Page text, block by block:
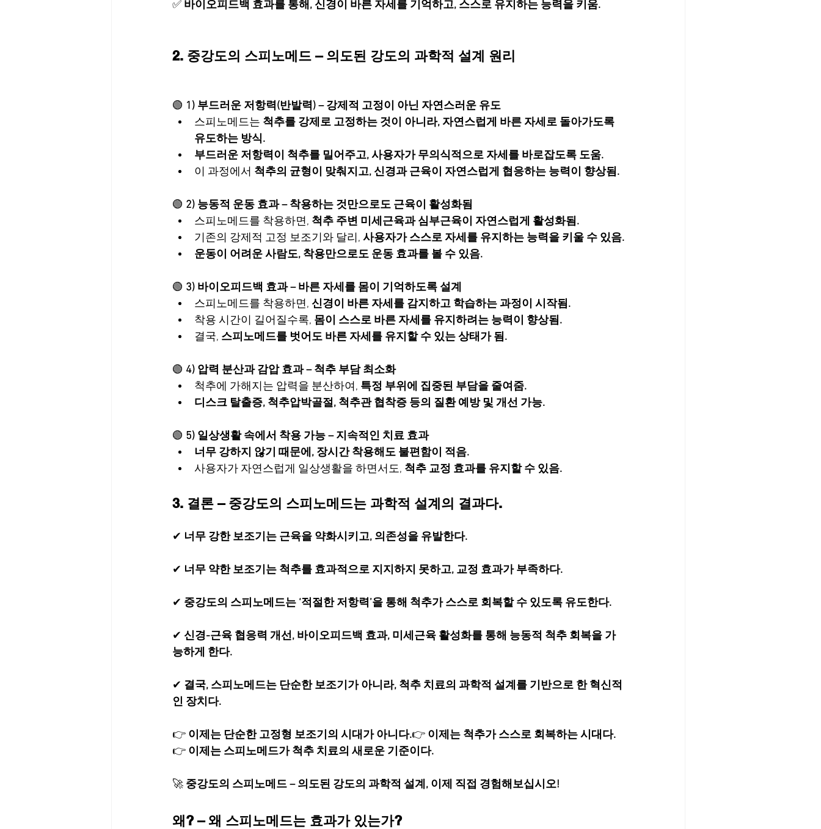
✅ 바이오피드백 효과를 통해, 신경이 바른 자세를 기억하고, 스스로 유지하는 능력을 키움.
2. 중강도의 스피노메드 – 의도된 강도의 과학적 설계 원리
🟢 1) 부드러운 저항력(반발력) – 강제적 고정이 아닌 자연스러운 유도
스피노메드는 척추를 강제로 고정하는 것이 아니라, 자연스럽게 바른 자세로 돌아가도록
유도하는 방식.
부드러운 저항력이 척추를 밀어주고, 사용자가 무의식적으로 자세를 바로잡도록 도움.
이 과정에서 척추의 균형이 맞춰지고, 신경과 근육이 자연스럽게 협응하는 능력이 향상됨.
🟢 2) 능동적 운동 효과 – 착용하는 것만으로도 근육이 활성화됨
스피노메드를 착용하면, 척추 주변 미세근육과 심부근육이 자연스럽게 활성화됨.
기존의 강제적 고정 보조기와 달리, 사용자가 스스로 자세를 유지하는 능력을 키울 수 있음.
운동이 어려운 사람도, 착용만으로도 운동 효과를 볼 수 있음.
🟢 3) 바이오피드백 효과 – 바른 자세를 몸이 기억하도록 설계
스피노메드를 착용하면, 신경이 바른 자세를 감지하고 학습하는 과정이 시작됨.
착용 시간이 길어질수록, 몸이 스스로 바른 자세를 유지하려는 능력이 향상됨.
결국, 스피노메드를 벗어도 바른 자세를 유지할 수 있는 상태가 됨.
🟢 4) 압력 분산과 감압 효과 – 척추 부담 최소화
척추에 가해지는 압력을 분산하여, 특정 부위에 집중된 부담을 줄여줌.
디스크 탈출증, 척추압박골절, 척추관 협착증 등의 질환 예방 및 개선 가능.
🟢 5) 일상생활 속에서 착용 가능 – 지속적인 치료 효과
너무 강하지 않기 때문에, 장시간 착용해도 불편함이 적음.
사용자가 자연스럽게 일상생활을 하면서도, 척추 교정 효과를 유지할 수 있음.
3. 결론 – 중강도의 스피노메드는 과학적 설계의 결과다.
✔ 너무 강한 보조기는 근육을 약화시키고, 의존성을 유발한다.
✔ 너무 약한 보조기는 척추를 효과적으로 지지하지 못하고, 교정 효과가 부족하다.
✔ 중강도의 스피노메드는 ‘적절한 저항력’을 통해 척추가 스스로 회복할 수 있도록 유도한다.
✔ 신경-근육 협응력 개선, 바이오피드백 효과, 미세근육 활성화를 통해 능동적 척추 회복을 가
능하게 한다.
✔ 결국, 스피노메드는 단순한 보조기가 아니라, 척추 치료의 과학적 설계를 기반으로 한 혁신적
인 장치다.
👉 이제는 단순한 고정형 보조기의 시대가 아니다.👉 이제는 척추가 스스로 회복하는 시대다.
👉 이제는 스피노메드가 척추 치료의 새로운 기준이다.
🚀 중강도의 스피노메드 – 의도된 강도의 과학적 설계, 이제 직접 경험해보십시오!
왜? – 왜 스피노메드는 효과가 있는가?